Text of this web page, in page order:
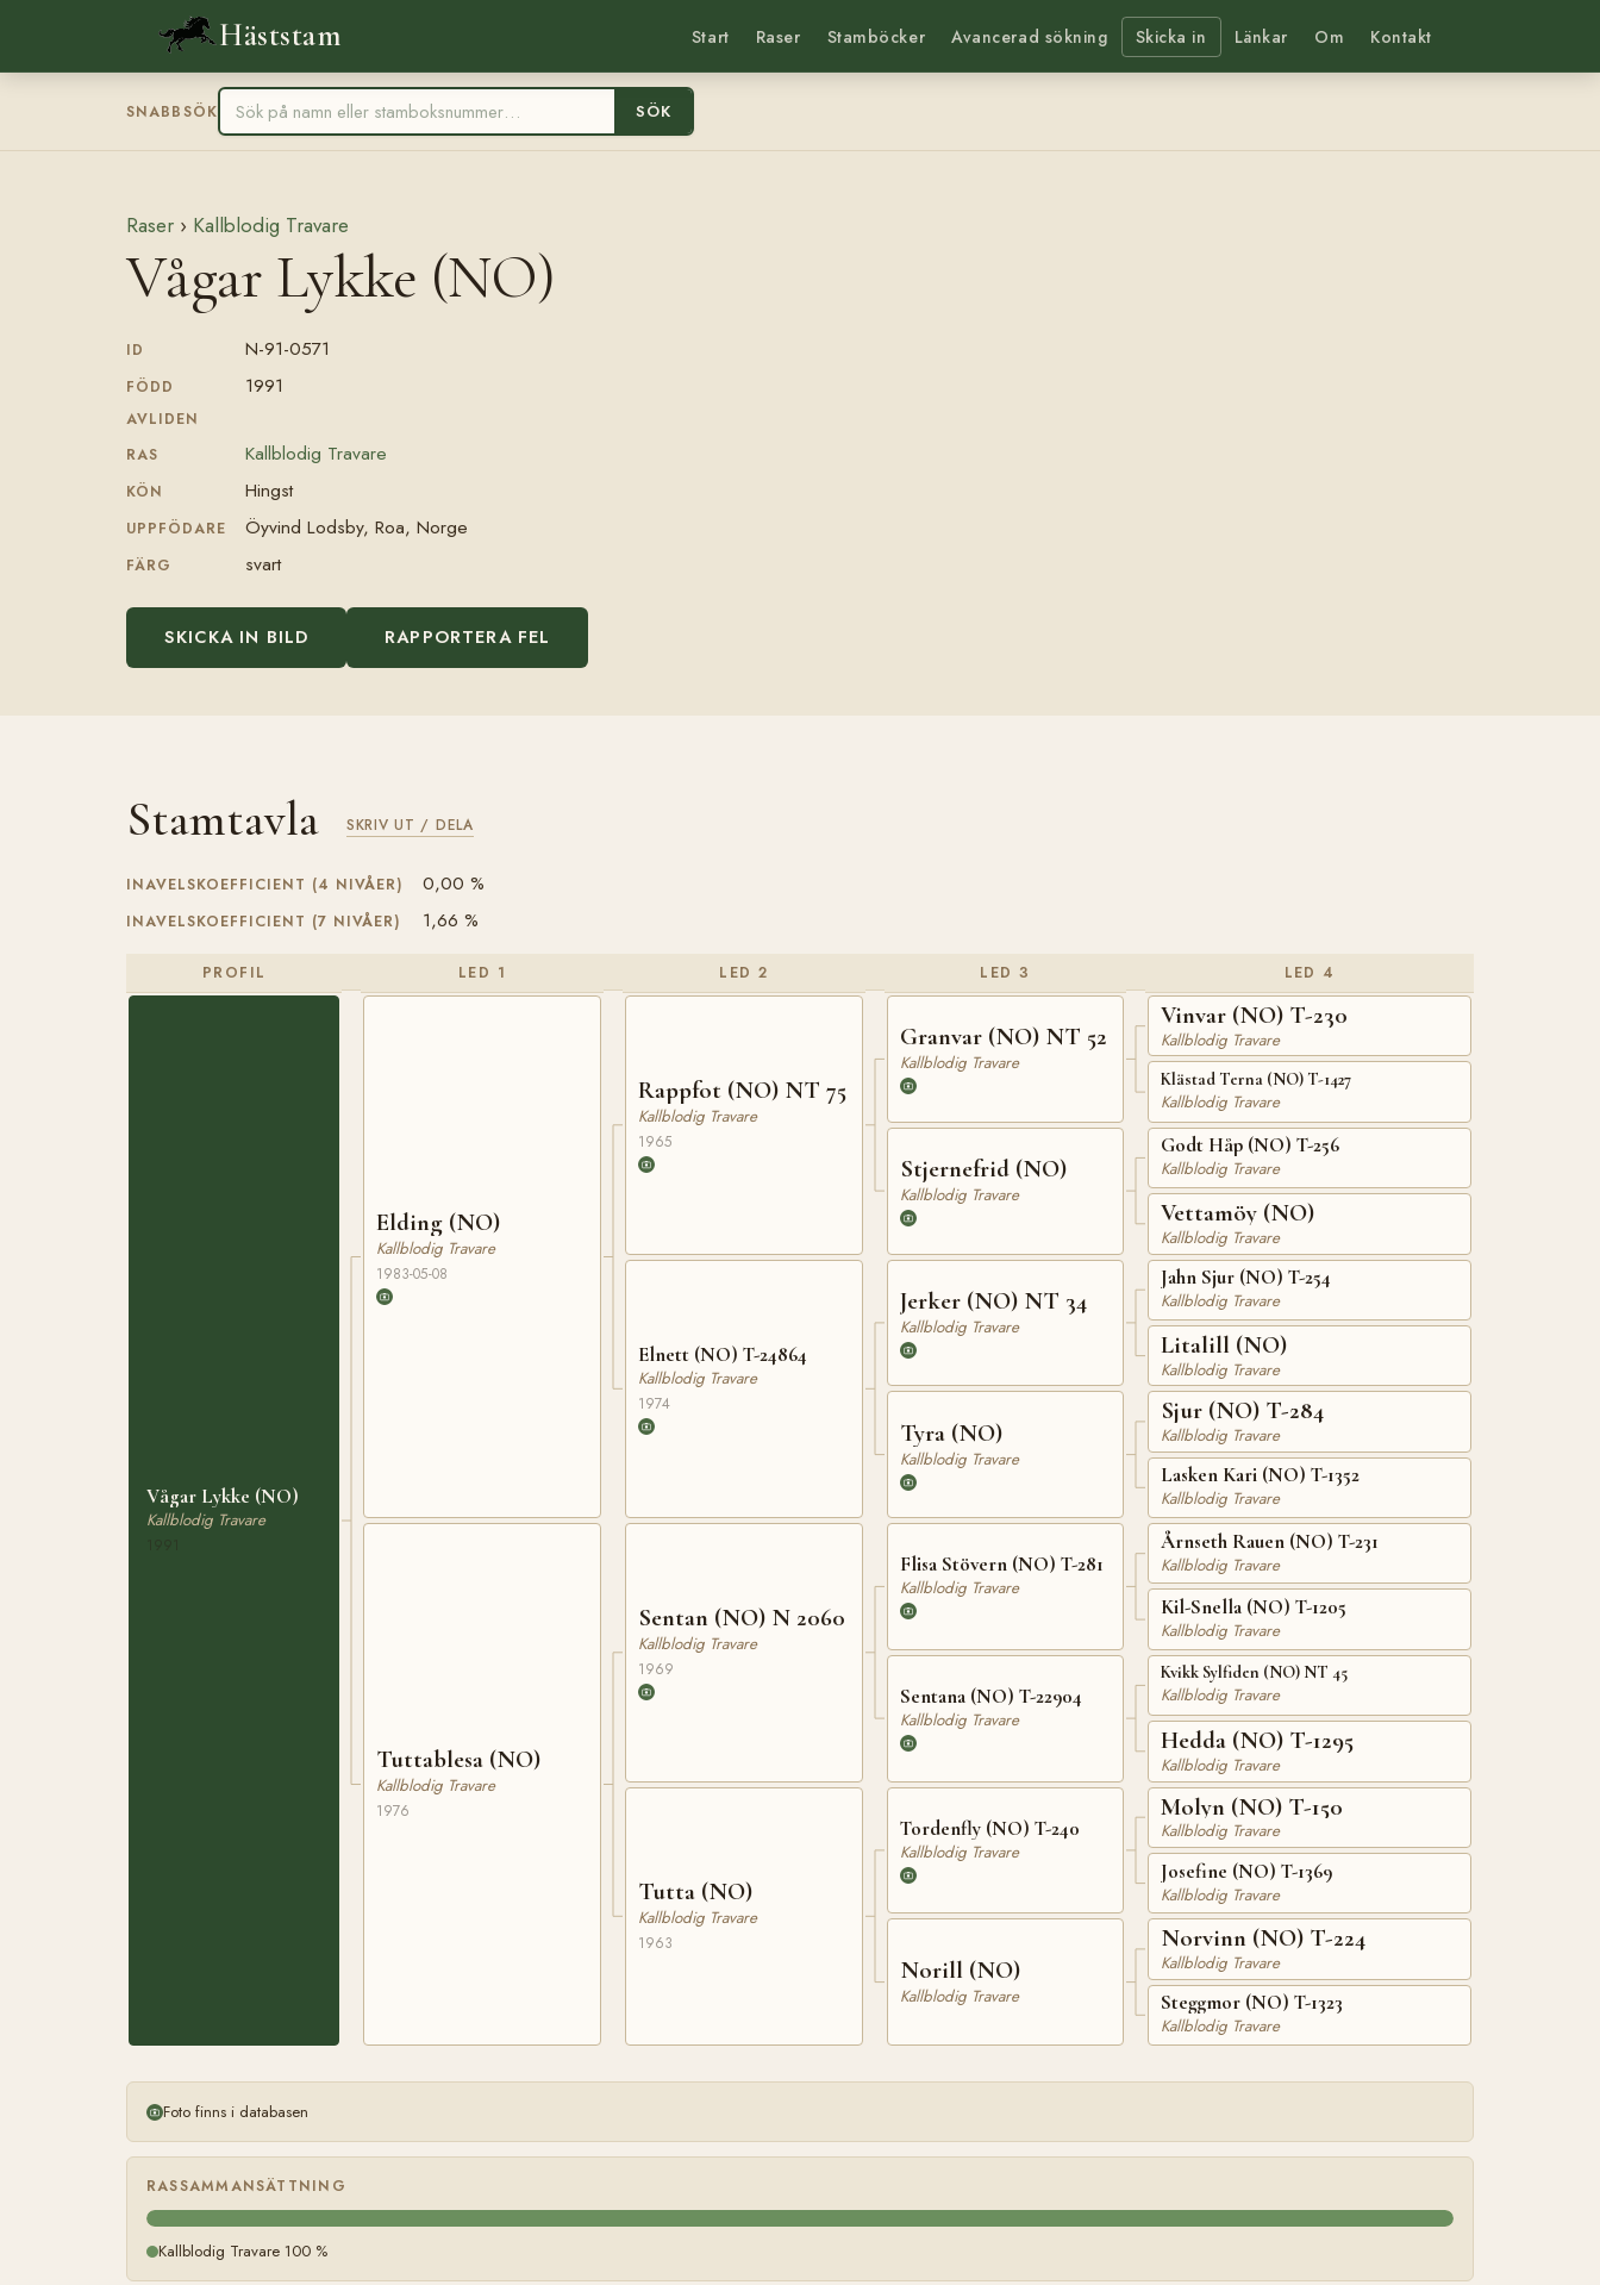
Häststam Start Raser Stamböcker Avancerad sökning Skicka in Länkar Om Kontakt
SNABBSÖK SÖK
Raser › Kallblodig Travare
Vågar Lykke (NO)
ID N-91-0571
FÖDD 1991
AVLIDEN
RAS
Kallblodig Travare
KÖN Hingst
UPPFÖDARE Öyvind Lodsby, Roa, Norge
FÄRG svart
SKICKA IN BILD RAPPORTERA FEL
Stamtavla SKRIV UT / DELA
INAVELSKOEFFICIENT (4 NIVÅER) 0,00 %
INAVELSKOEFFICIENT (7 NIVÅER) 1,66 %
PROFIL
Vågar Lykke (NO)
Kallblodig Travare
LED 1
Elding (NO)
Kallblodig Travare
1983-05-08
Tuttablesa (NO)
Kallblodig Travare
1976
LED 2
Rappfot (NO) NT 75
Kallblodig Travare
1965
Elnett (NO) T-24864
Kallblodig Travare
1974
Sentan (NO) N 2060
Kallblodig Travare
1969
Tutta (NO)
Kallblodig Travare
1963
LED 3
Granvar (NO) NT 52
Kallblodig Travare
Stjernefrid (NO)
Kallblodig Travare
Jerker (NO) NT 34
Kallblodig Travare
Tyra (NO)
Kallblodig Travare
Flisa Stövern (NO) T-281
Kallblodig Travare
Sentana (NO) T-22904
Kallblodig Travare
Tordenfly (NO) T-240
Kallblodig Travare
Norill (NO)
Kallblodig Travare
LED 4
Vinvar (NO) T-230
Kallblodig Travare
Klästad Terna (NO) T-1427
Kallblodig Travare
Godt Håp (NO) T-256
Kallblodig Travare
Vettamöy (NO)
Kallblodig Travare
Jahn Sjur (NO) T-254
Kallblodig Travare
Litalill (NO)
Kallblodig Travare
Sjur (NO) T-284
Kallblodig Travare
Lasken Kari (NO) T-1352
Kallblodig Travare
Årnseth Rauen (NO) T-231
Kallblodig Travare
Kil-Snella (NO) T-1205
Kallblodig Travare
Kvikk Sylfiden (NO) NT 45
Kallblodig Travare
Hedda (NO) T-1295
Kallblodig Travare
Molyn (NO) T-150
Kallblodig Travare
Josefine (NO) T-1369
Kallblodig Travare
Norvinn (NO) T-224
Kallblodig Travare
Steggmor (NO) T-1323
Kallblodig Travare
Foto finns i databasen
RASSAMMANSÄTTNING
Kallblodig Travare 100 %